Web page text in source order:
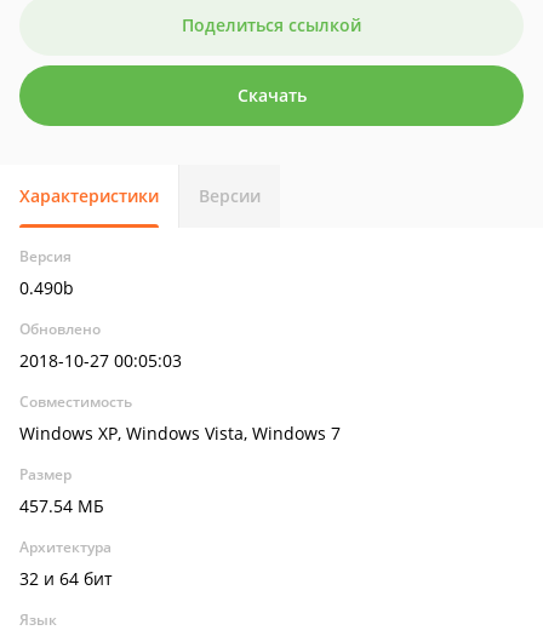
Поделиться ссылкой
Скачать
Характеристики Версии
Версия
0.490b
Обновлено
2018-10-27 00:05:03
Совместимость
Windows XP, Windows Vista, Windows 7
Размер
457.54 МБ
Архитектура
32 и 64 бит
Язык